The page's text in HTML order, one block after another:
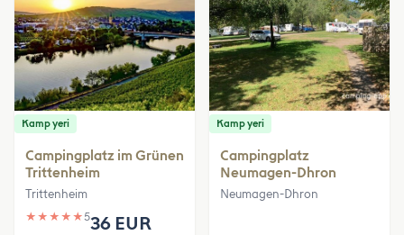
Kamp yeri
Campingplatz im Grünen
Trittenheim
Trittenheim
★ ★ ★ ★ ★536 EUR
Kamp yeri
Campingplatz
Neumagen-Dhron
Neumagen-Dhron